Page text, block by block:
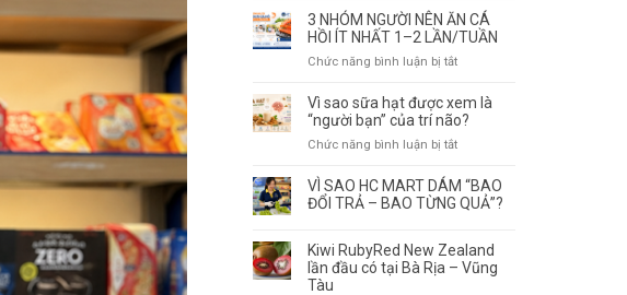
Vũng
Tàu
ở
đâu
ngon,
có
ràng?
Vang
Không
Để
Lâu
Càng
Ngon
Điều
Quan
Thưởng
Thức
3 NHÓM NGƯỜI NÊN ĂN CÁ
HỒI ÍT NHẤT 1–2 LẦN/TUẦN
Chức năng bình luận bị tắtở
NHÓM
NGƯỜI
ĂN
HỒI
ÍT
1–
2
Vì sao sữa hạt được xem là
“người bạn” của trí não?
Chức năng bình luận bị tắtở
sao
sữa
xem
là
VÌ SAO HC MART DÁM “BAO
ĐỔI TRẢ – BAO TỪNG QUẢ”?
Kiwi RubyRed New Zealand
lần đầu có tại Bà Rịa – Vũng
Tàu